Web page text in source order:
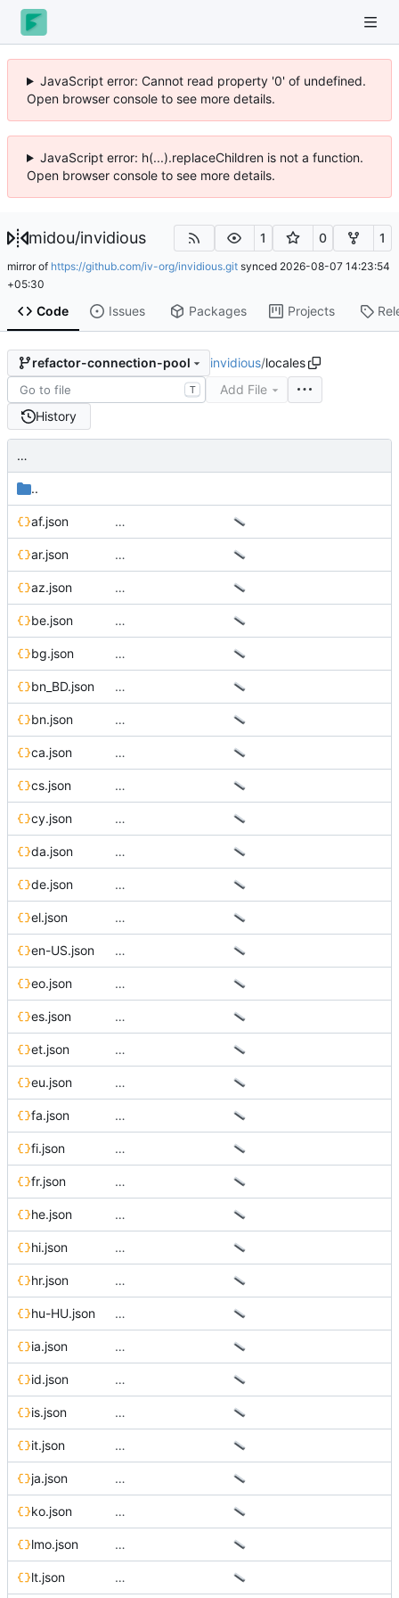
JavaScript error: Cannot read property '0' of undefined.
Open browser console to see more details.
JavaScript error: h(...).replaceChildren is not a function.
Open browser console to see more details.
midou/invidious 1 0 1
mirror of https://github.com/iv-org/invidious.git synced 2026-08-07 14:23:54
+05:30
Code Issues Packages Projects
refactor-connection-pool invidious/locales
T
Add File
History
…
..
af.json …
ar.json …
az.json …
be.json …
bg.json …
bn_BD.json …
bn.json …
ca.json …
cs.json …
cy.json …
da.json …
de.json …
el.json …
en-US.json …
eo.json …
es.json …
et.json …
eu.json …
fa.json …
fi.json …
fr.json …
he.json …
hi.json …
hr.json …
hu-HU.json …
ia.json …
id.json …
is.json …
it.json …
ja.json …
ko.json …
lmo.json …
lt.json …